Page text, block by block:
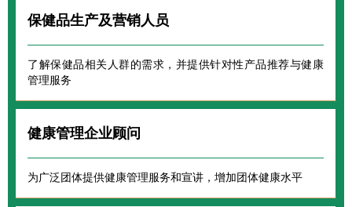
保健品生产及营销人员
了解保健品相关人群的需求，并提供针对性产品推荐与健康
管理服务
健康管理企业顾问
为广泛团体提供健康管理服务和宣讲，增加团体健康水平